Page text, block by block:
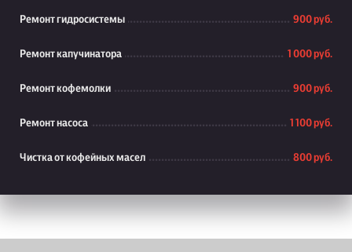
Ремонт гидросистемы 900 руб.
Ремонт капучинатора 1 000 руб.
Ремонт кофемолки 900 руб.
Ремонт насоса 1 100 руб.
Чистка от кофейных масел 800 руб.